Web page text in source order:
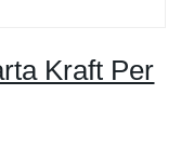
Kraft Per